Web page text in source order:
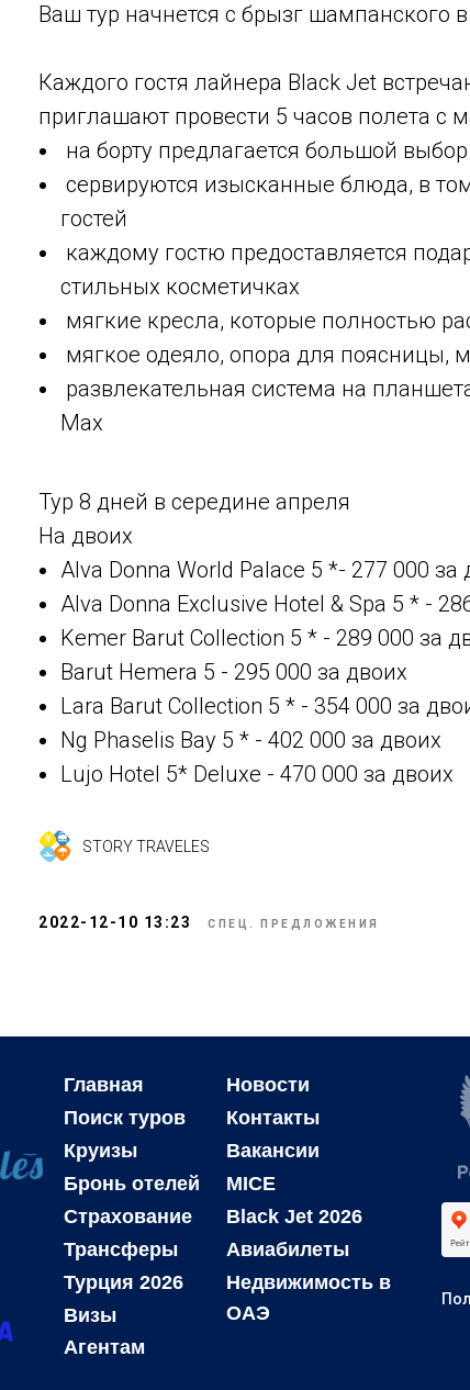
Ваш тур начнется с брызг шампанского
Каждого гостя лайнера Black Jet
приглашают провести 5 часов полета
на борту предлагается большой
сервируются изысканные блюда, в
гостей
каждому гостю предоставляется
стильных косметичках
мягкие кресла, которые полностью
мягкое одеяло, опора для поясницы,
развлекательная система на
Max
Тур 8 дней в середине апреля
На двоих
Alva Donna World Palace 5 *- 277 000 за
Alva Donna Exclusive Hotel & Spa 5 * -
Kemer Barut Collection 5 * - 289 000 за
Barut Hemera 5 - 295 000 за двоих
Lara Barut Collection 5 * - 354 000 за
Ng Phaselis Bay 5 * - 402 000 за двоих
Lujo Hotel 5* Deluxe - 470 000 за двоих
STORY TRAVELES
2022-12-10 13:23 СПЕЦ. ПРЕДЛОЖЕНИЯ
Новости
Контакты
Вакансии
Black Jet 2026
Авиабилеты
Недвижимость в
ОАЭ
MICE
Главная
Поиск туров
Круизы
Бронь отелей
Страхование
Трансферы
Турция 2026
Визы
Агентам